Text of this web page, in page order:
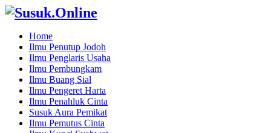
Home
Ilmu Penutup Jodoh
Ilmu Penglaris Usaha
Ilmu Pembungkam
Ilmu Buang Sial
Ilmu Pengeret Harta
Ilmu Penahluk Cinta
Susuk Aura Pemikat
Ilmu Pemutus Cinta